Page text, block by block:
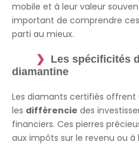
mobile et à leur valeur
important de comprendre
parti au mieux.
Les spécificités
diamantine
Les diamants certifiés
les différencie des
financiers. Ces pierres
aux impôts sur le revenu ou